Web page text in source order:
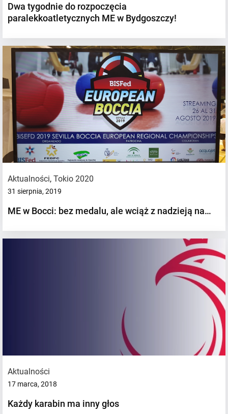
Dwa tygodnie do rozpoczęcia
paralekkoatletycznych ME w Bydgoszczy!
Aktualności, Tokio 2020
31 sierpnia, 2019
ME w Bocci: bez medalu, ale wciąż z nadzieją na…
Aktualności
17 marca, 2018
Każdy karabin ma inny głos